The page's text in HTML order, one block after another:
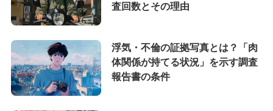
査回数とその理由
浮気・不倫の証拠写真とは？「肉
体関係が持てる状況」を示す調査
報告書の条件